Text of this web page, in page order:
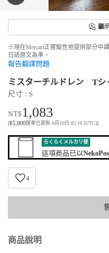
顯
※現在Mercari正實驗性地提供部分中
日語原文為準。
報告翻譯問題
ミスターチルドレン Tシ
尺寸 : S
NT$1,083
(¥5,000匯率已更新 8月10日 02:10 [UTC])
らくらくメルカリ便
這項商品已以
4
商品說明